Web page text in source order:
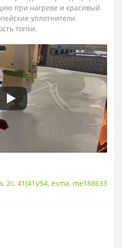
при нагреве и красивый
уплотнители
топки.
, 2с, 41(41)/54, esma, me188633